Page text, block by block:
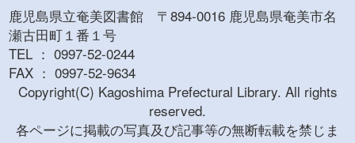
鹿児島県立奄美図書館 〒894-0016 鹿児島県奄美市名
瀬古田町１番１号
TEL ： 0997-52-0244
FAX ： 0997-52-9634
Copyright(C) Kagoshima Prefectural Library. All rights
reserved.
各ページに掲載の写真及び記事等の無断転載を禁じま